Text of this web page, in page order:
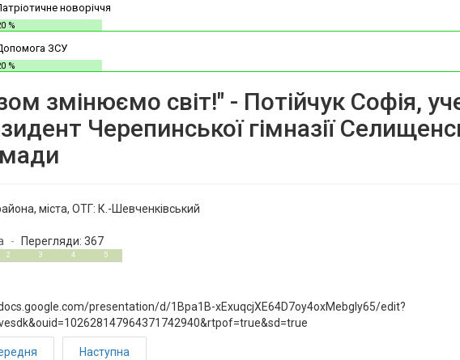
новоріччя
%
ЗСУ
%
змінюємо світ!" - Потійчук Софія,
Черепинської гімназії
міста, ОТГ: К.-Шевченківський
Перегляди: 367
2 3 4 5
presentation/d/1Bpa1B-xExuqcjXE64D7oy4oxMebgIy65/edit?
Наступна